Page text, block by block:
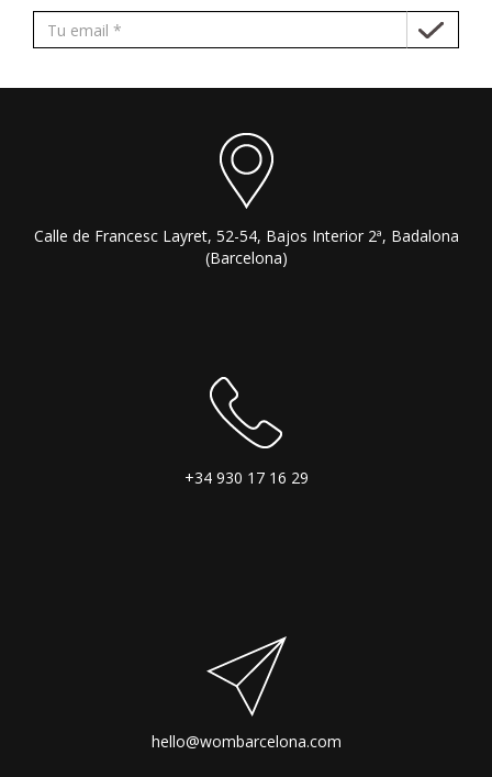
Calle de Francesc Layret, 52-54, Bajos Interior 2ª, Badalona
(Barcelona)
+34 930 17 16 29
hello@wombarcelona.com